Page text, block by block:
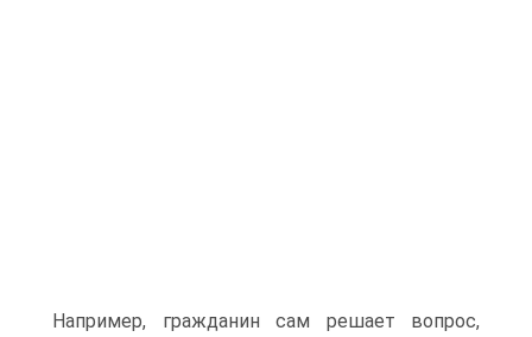
Например, гражданин сам решает вопрос,